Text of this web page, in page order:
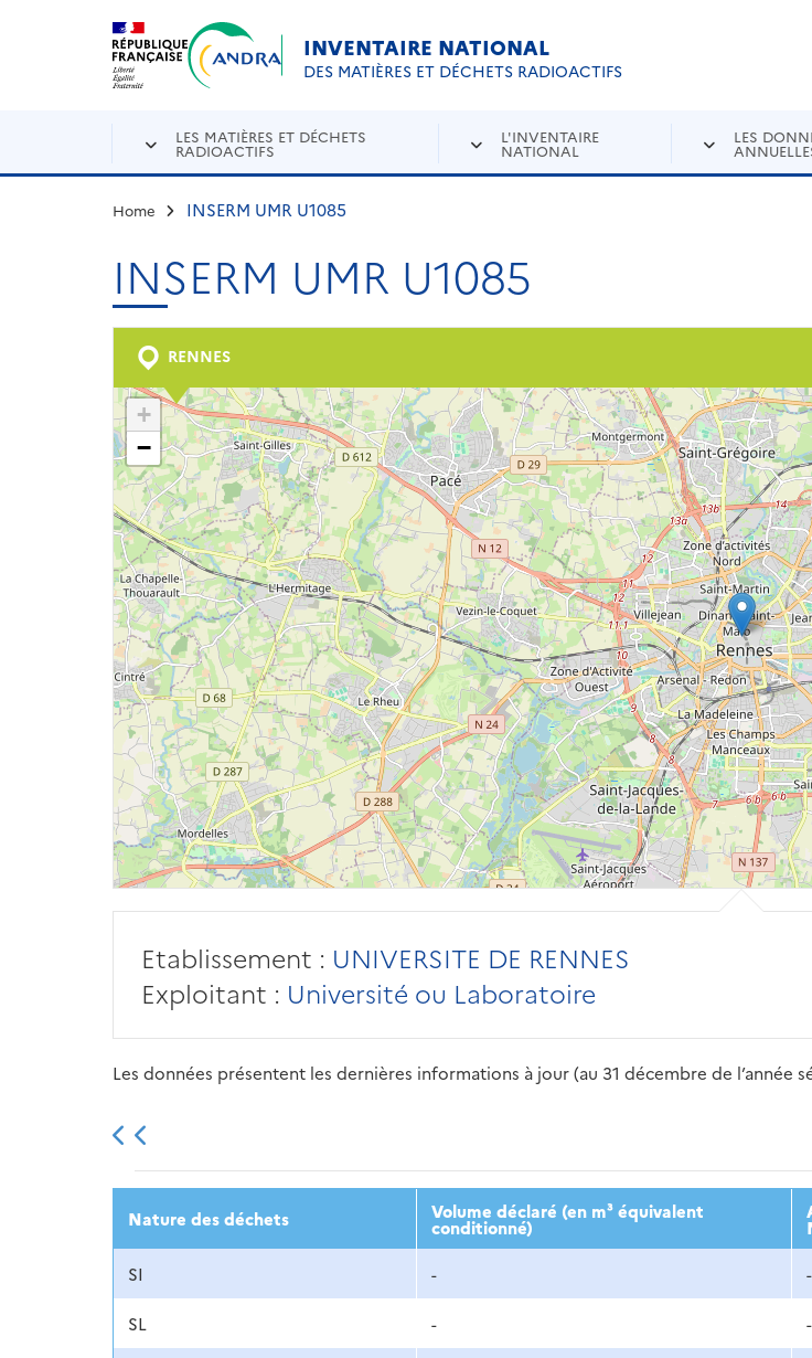
Aller au contenu principal
INVENTAIRE NATIONAL
DES MATIÈRES ET DÉCHETS RADIOACTIFS
LES MATIÈRES ET DÉCHETS
RADIOACTIFS
L'INVENTAIRE
NATIONAL
LES
Home INSERM UMR U1085
INSERM UMR U1085
RENNES
+
−
Etablissement : UNIVERSITE DE RENNES
Exploitant : Université ou Laboratoire
Les données présentent les dernières informations à jour (au 31 décembre de l’année
2013 2014 2015 2016 2017 2018
Nature des déchets Volume déclaré (en m³ équivalent
conditionné)
SI - -
SL - -